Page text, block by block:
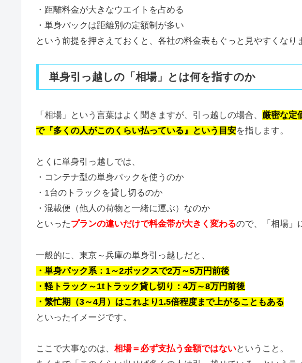
・距離料金が大きなウエイトを占める
・単身パックは距離別の定額制が多い
という前提を押さえておくと、各社の料金表もぐっと見やすくなり
単身引っ越しの「相場」とは何を指すのか
「相場」という言葉はよく聞きますが、引っ越しの場合、 厳密な定
で『多くの人がこのくらい払っている』という目安を指します。
とくに単身引っ越しでは、
・コンテナ型の単身パックを使うのか
・1台のトラックを貸し切るのか
・混載便（他人の荷物と一緒に運ぶ）なのか
といったプランの違いだけで料金帯が大きく変わるので、「相場」
一般的に、東京～兵庫の単身引っ越しだと、
・単身パック系：1～2ボックスで2万～5万円前後
・軽トラック～1tトラック貸し切り：4万～8万円前後
・繁忙期（3～4月）はこれより1.5倍程度まで上がることもある
といったイメージです。
ここで大事なのは、 相場＝必ず支払う金額ではないということ。